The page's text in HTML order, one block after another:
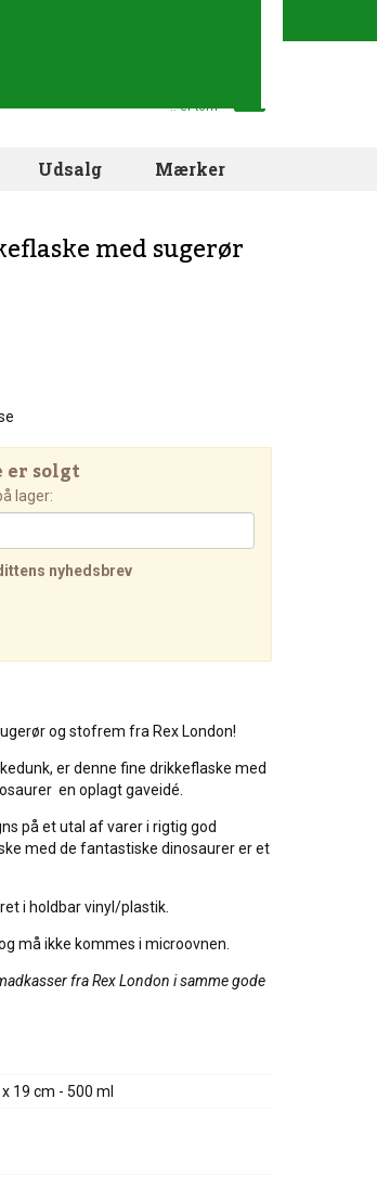
.. er tom
Udsalg Mærker
med sugerør
er solgt
lager:
nyhedsbrev
og stofrem fra Rex London!
er denne fine drikkeflaske med
en oplagt gaveidé.
på et utal af varer i rigtig god
med de fantastiske dinosaurer er et
i holdbar vinyl/plastik.
må ikke kommes i microovnen.
fra Rex London i samme gode
19 cm - 500 ml